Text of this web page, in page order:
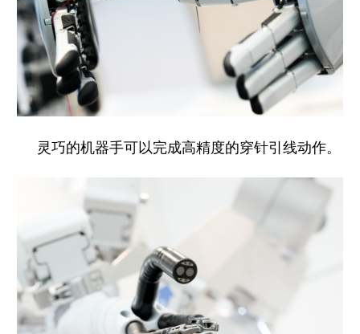
灵巧的机器手可以完成高精度的穿针引线动作。